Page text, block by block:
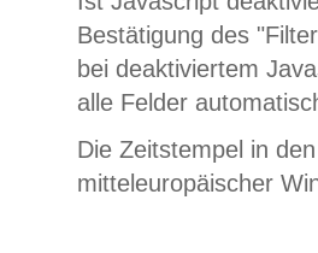
Bestätigung des
bei deaktiviertem
alle Felder
Die Zeitstempel in
mitteleuropäischer